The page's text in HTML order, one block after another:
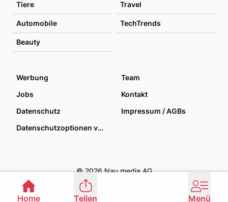
Tiere Travel
Automobile TechTrends
Beauty
Werbung
Team
Jobs
Kontakt
Datenschutz
Impressum / AGBs
Datenschutzoptionen verwalten
© 2026 Nau media AG
Home Teilen Menü